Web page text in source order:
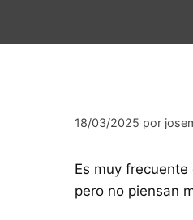
18/03/2025 por
Es muy
pero no piensan